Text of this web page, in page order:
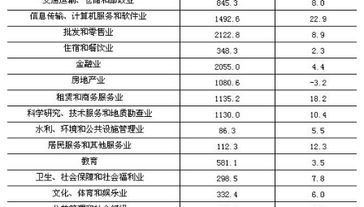
參與調查 線上訪談 圖説互動
走進北京
北京概況 十六區概覽 人文北京
綠色北京 圖説北京 視頻北京
多語種